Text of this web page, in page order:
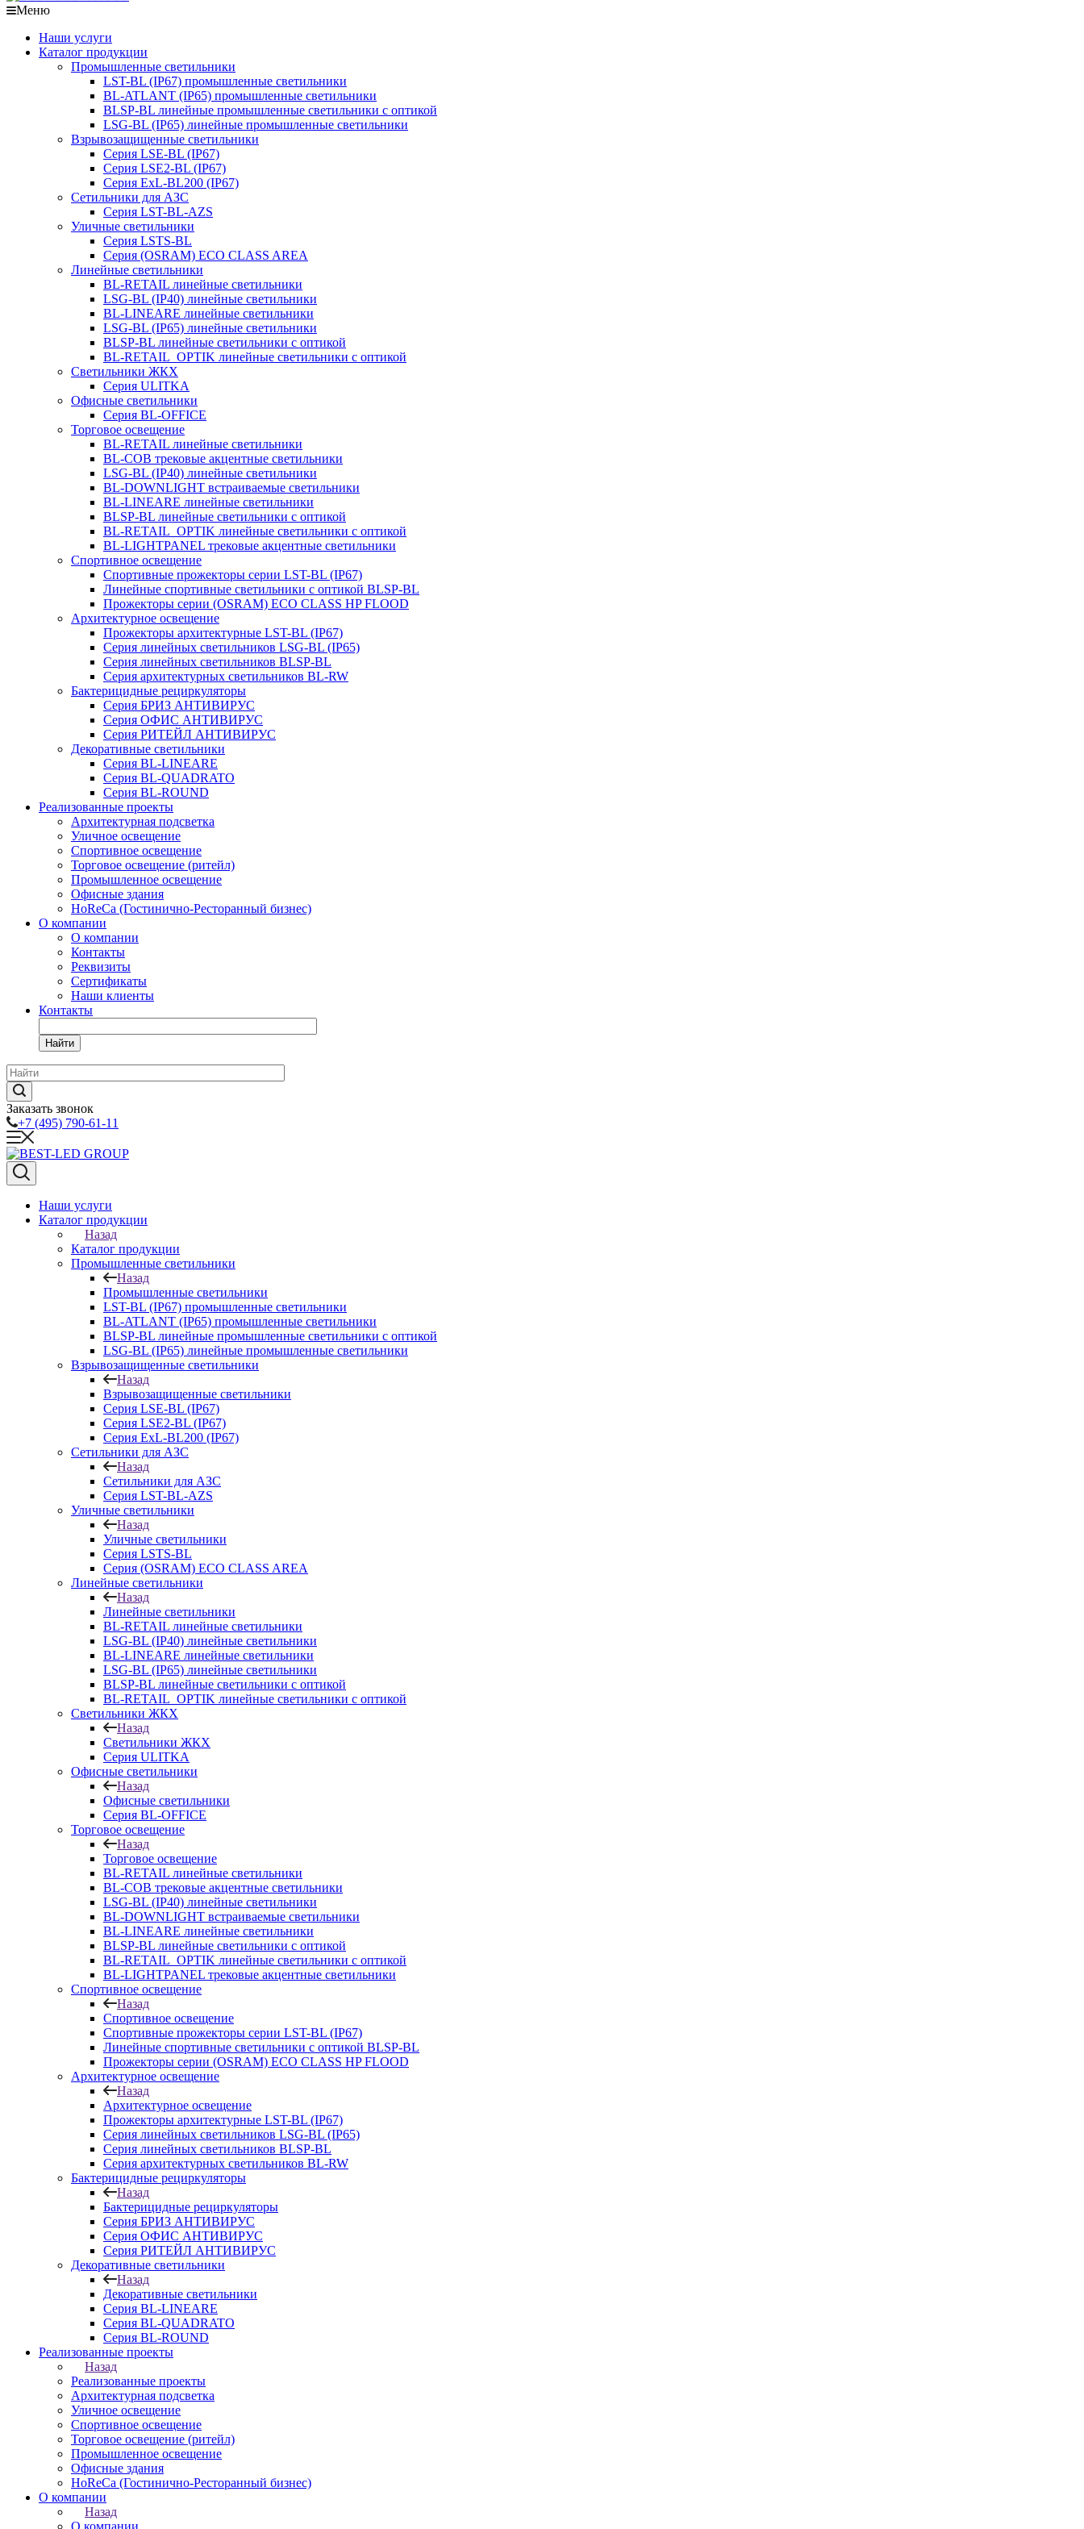
Меню
Наши услуги
Каталог продукции
Промышленные светильники
LST-BL (IP67) промышленные светильники
BL-ATLANT (IP65) промышленные светильники
BLSP-BL линейные промышленные светильники с оптикой
LSG-BL (IP65) линейные промышленные светильники
Взрывозащищенные светильники
Серия LSE-BL (IP67)
Серия LSE2-BL (IP67)
Серия ExL-BL200 (IP67)
Сетильники для АЗС
Серия LST-BL-AZS
Уличные светильники
Серия LSTS-BL
Серия (ОSRAM) ECO CLASS AREA
Линейные светильники
BL-RETAIL линейные светильники
LSG-BL (IP40) линейные светильники
BL-LINEARE линейные светильники
LSG-BL (IP65) линейные светильники
BLSP-BL линейные светильники с оптикой
BL-RETAIL_OPTIK линейные светильники с оптикой
Светильники ЖКХ
Серия ULITKA
Офисные светильники
Серия BL-OFFICE
Торговое освещение
BL-RETAIL линейные светильники
BL-COB трековые акцентные светильники
LSG-BL (IP40) линейные светильники
BL-DOWNLIGHT встраиваемые светильники
BL-LINEARE линейные светильники
BLSP-BL линейные светильники с оптикой
BL-RETAIL_OPTIK линейные светильники с оптикой
BL-LIGHTPANEL трековые акцентные светильники
Спортивное освещение
Спортивные прожекторы серии LST-BL (IP67)
Линейные спортивные светильники с оптикой BLSP-BL
Прожекторы серии (OSRAM) ECO CLASS HP FLOOD
Архитектурное освещение
Прожекторы архитектурные LST-BL (IP67)
Серия линейных светильников LSG-BL (IP65)
Серия линейных светильников BLSP-BL
Серия архитектурных светильников BL-RW
Бактерицидные рециркуляторы
Серия БРИЗ АНТИВИРУС
Серия ОФИС АНТИВИРУС
Серия РИТЕЙЛ АНТИВИРУС
Декоративные светильники
Серия BL-LINEARE
Серия BL-QUADRATO
Серия BL-ROUND
Реализованные проекты
Архитектурная подсветка
Уличное освещение
Спортивное освещение
Торговое освещение (ритейл)
Промышленное освещение
Офисные здания
HoReCa (Гостинично-Ресторанный бизнес)
О компании
О компании
Контакты
Реквизиты
Сертификаты
Наши клиенты
Контакты
Найти
Заказать звонок
+7 (495) 790-61-11
Наши услуги
Каталог продукции
Назад
Каталог продукции
Промышленные светильники
Назад
Промышленные светильники
LST-BL (IP67) промышленные светильники
BL-ATLANT (IP65) промышленные светильники
BLSP-BL линейные промышленные светильники с оптикой
LSG-BL (IP65) линейные промышленные светильники
Взрывозащищенные светильники
Назад
Взрывозащищенные светильники
Серия LSE-BL (IP67)
Серия LSE2-BL (IP67)
Серия ExL-BL200 (IP67)
Сетильники для АЗС
Назад
Сетильники для АЗС
Серия LST-BL-AZS
Уличные светильники
Назад
Уличные светильники
Серия LSTS-BL
Серия (ОSRAM) ECO CLASS AREA
Линейные светильники
Назад
Линейные светильники
BL-RETAIL линейные светильники
LSG-BL (IP40) линейные светильники
BL-LINEARE линейные светильники
LSG-BL (IP65) линейные светильники
BLSP-BL линейные светильники с оптикой
BL-RETAIL_OPTIK линейные светильники с оптикой
Светильники ЖКХ
Назад
Светильники ЖКХ
Серия ULITKA
Офисные светильники
Назад
Офисные светильники
Серия BL-OFFICE
Торговое освещение
Назад
Торговое освещение
BL-RETAIL линейные светильники
BL-COB трековые акцентные светильники
LSG-BL (IP40) линейные светильники
BL-DOWNLIGHT встраиваемые светильники
BL-LINEARE линейные светильники
BLSP-BL линейные светильники с оптикой
BL-RETAIL_OPTIK линейные светильники с оптикой
BL-LIGHTPANEL трековые акцентные светильники
Спортивное освещение
Назад
Спортивное освещение
Спортивные прожекторы серии LST-BL (IP67)
Линейные спортивные светильники с оптикой BLSP-BL
Прожекторы серии (OSRAM) ECO CLASS HP FLOOD
Архитектурное освещение
Назад
Архитектурное освещение
Прожекторы архитектурные LST-BL (IP67)
Серия линейных светильников LSG-BL (IP65)
Серия линейных светильников BLSP-BL
Серия архитектурных светильников BL-RW
Бактерицидные рециркуляторы
Назад
Бактерицидные рециркуляторы
Серия БРИЗ АНТИВИРУС
Серия ОФИС АНТИВИРУС
Серия РИТЕЙЛ АНТИВИРУС
Декоративные светильники
Назад
Декоративные светильники
Серия BL-LINEARE
Серия BL-QUADRATO
Серия BL-ROUND
Реализованные проекты
Назад
Реализованные проекты
Архитектурная подсветка
Уличное освещение
Спортивное освещение
Торговое освещение (ритейл)
Промышленное освещение
Офисные здания
HoReCa (Гостинично-Ресторанный бизнес)
О компании
Назад
О компании